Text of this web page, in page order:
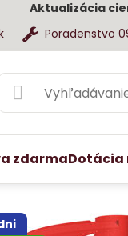
Aktualizácia
Poradenstvo
zdarmaDotácia